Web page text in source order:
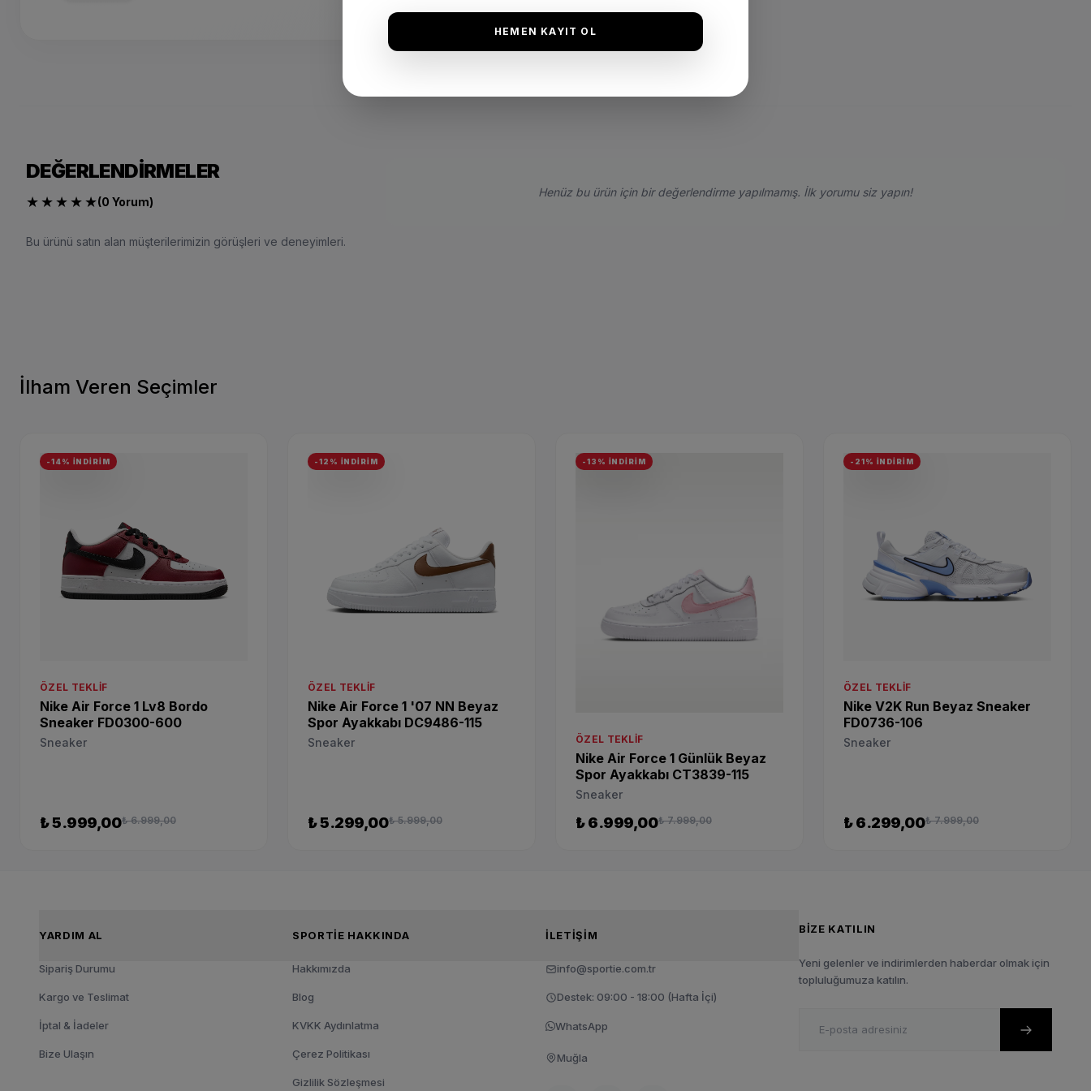
DEĞERLENDIRMELER
★★★★★(0 Yorum)
Bu ürünü satın alan müşterilerimizin görüşleri ve deneyimleri.
Henüz bu ürün için bir değerlendirme yapılmamış. İlk yorumu siz yapın!
İlham Veren Seçimler
-14% İNDİRİM
ÖZEL TEKLIF
Nike Air Force 1 Lv8 Bordo
Sneaker FD0300-600
Sneaker
₺ 5.999,00₺ 6.999,00
-12% İNDİRİM
ÖZEL TEKLIF
Nike Air Force 1 '07 NN Beyaz
Spor Ayakkabı DC9486-115
Sneaker
₺ 5.299,00₺ 5.999,00
-13% İNDİRİM
ÖZEL TEKLIF
Nike Air Force 1 Günlük Beyaz
Spor Ayakkabı CT3839-115
Sneaker
₺ 6.999,00₺ 7.999,00
-21% İNDİRİM
ÖZEL TEKLIF
Nike V2K Run Beyaz Sneaker
FD0736-106
Sneaker
₺ 6.299,00₺ 7.999,00
YARDIM AL
Sipariş Durumu
Kargo ve Teslimat
İptal & İadeler
Bize Ulaşın
SPORTIE HAKKINDA
Hakkımızda
Blog
KVKK Aydınlatma
Çerez Politikası
Gizlilik Sözleşmesi
İLETIŞIM
info@sportie.com.tr
Destek: 09:00 - 18:00 (Hafta İçi)
WhatsApp
Muğla
BIZE KATILIN
Yeni gelenler ve indirimlerden haberdar olmak için
topluluğumuza katılın.
HEMEN KAYIT OL